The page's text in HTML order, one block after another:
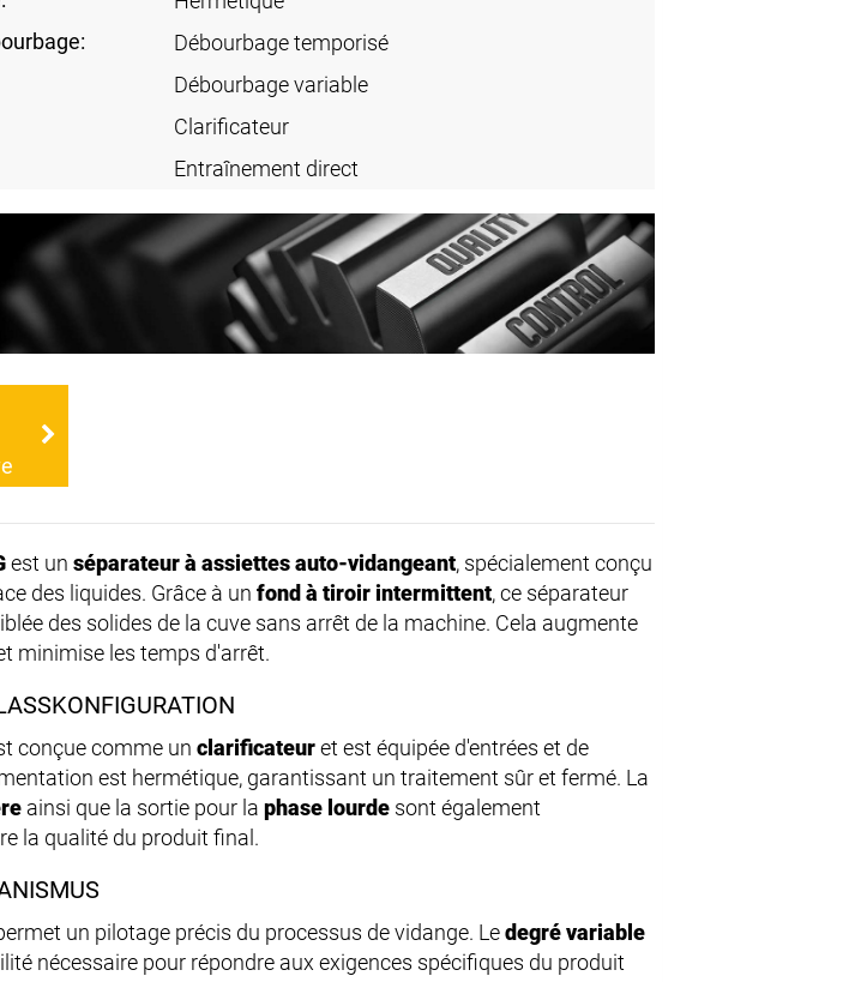
Débourbage temporisé
Débourbage variable
Clarificateur
Entraînement direct
est un séparateur à assiettes auto‑vidangeant, spécialement conçu
des liquides. Grâce à un fond à tiroir intermittent, ce séparateur
des solides de la cuve sans arrêt de la machine. Cela augmente
minimise les temps d'arrêt.
conçue comme un clarificateuret est équipée d'entrées et de
est hermétique, garantissant un traitement sûr et fermé. La
ainsi que la sortie pour la phase lourde sont également
la qualité du produit final.
un pilotage précis du processus de vidange. Ledegré variable
nécessaire pour répondre aux exigences spécifiques du produit